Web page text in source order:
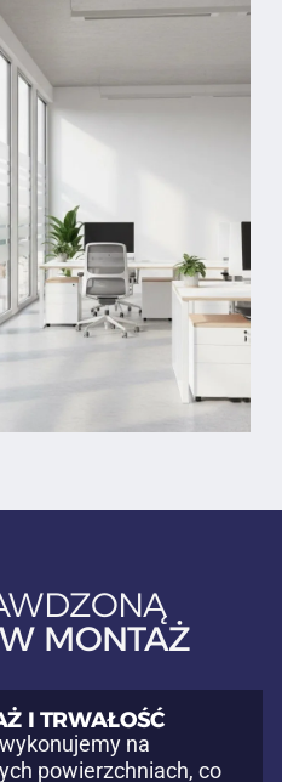
MONTAŻ
I TRWAŁOŚĆ
na
powierzchniach, co